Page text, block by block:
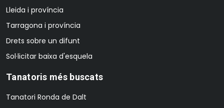
Lleida i província
Tarragona i província
Drets sobre un difunt
Sol·licitar baixa d'esquela
Tanatoris més buscats
Tanatori Ronda de Dalt